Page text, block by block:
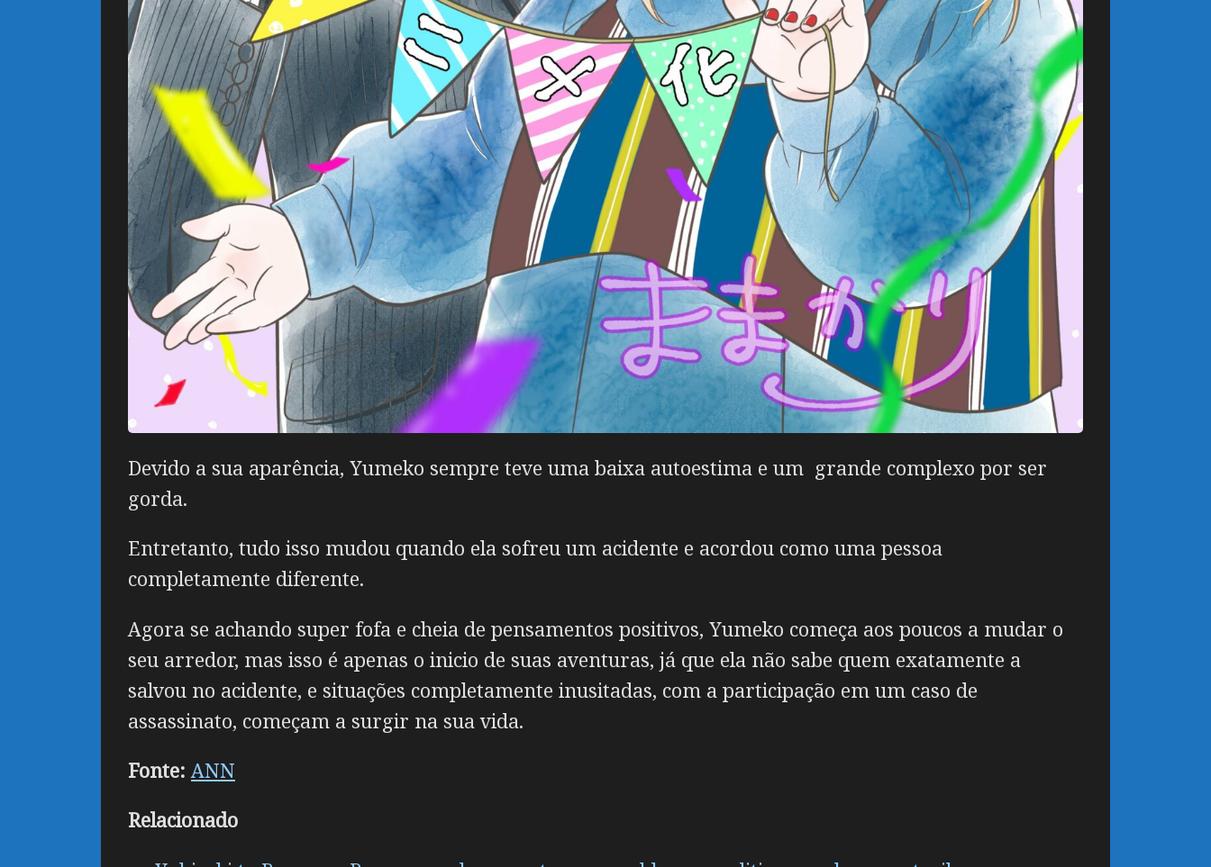
Devido a sua aparência, Yumeko sempre teve uma baixa autoestima e um grande complexo por ser
gorda.
Entretanto, tudo isso mudou quando ela sofreu um acidente e acordou como uma pessoa
completamente diferente.
Agora se achando super fofa e cheia de pensamentos positivos, Yumeko começa aos poucos a mudar o
seu arredor, mas isso é apenas o inicio de suas aventuras, já que ela não sabe quem exatamente a
salvou no acidente, e situações completamente inusitadas, com a participação em um caso de
assassinato, começam a surgir na sua vida.
Fonte: ANN
Relacionado